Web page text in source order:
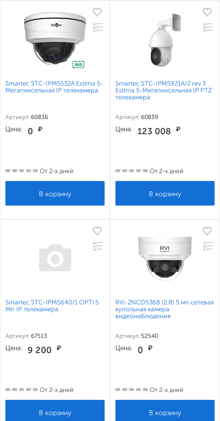
Smartec STC-IPM5532A Estima 5-
Мегапиксельная IP телекамера
Артикул: 60836
Цена: 0 ₽
От 2-х дней
Smartec STC-IPM5921A/2 rev.3
Estima 5-Мегапиксельная IP PTZ
телекамера
Артикул: 60839
Цена: 123 008 ₽
От 2-х дней
Smartec STC-IPM5640/1 OPTi 5
Мп IP телекамера
Артикул: 67513
Цена: 9 200 ₽
От 2-х дней
RVi-2NCD5368 (2.8) 5 мп сетевая
купольная камера
видеонаблюдения
Артикул: 52540
Цена: 0 ₽
От 2-х дней